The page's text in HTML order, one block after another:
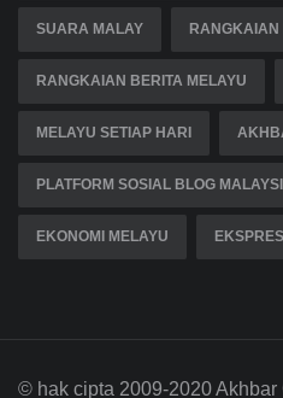
SUARA MALAY RANGKAIAN
RANGKAIAN BERITA MELAYU
MELAYU SETIAP HARI
PLATFORM SOSIAL BLOG
EKONOMI MELAYU
© hak cipta 2009-2020